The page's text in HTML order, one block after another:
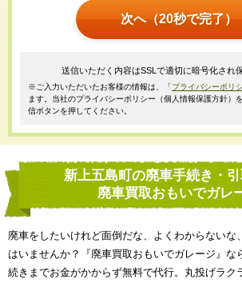
次へ（20秒で完了）
送信いただく内容はSSLで適切に暗号化され
※ご入力いただいたお客様の情報は、「プライバシーポリ
ます。当社のプライバシーポリシー（個人情報保護方針）
信ボタンを押してください。
新上五島町の廃車手続き・
廃車買取おもいでガレ
廃車をしたいけれど面倒だな、よくわからないな
はいませんか？『廃車買取おもいでガレージ』な
続きまでお金がかからず無料で代行。丸投げラク